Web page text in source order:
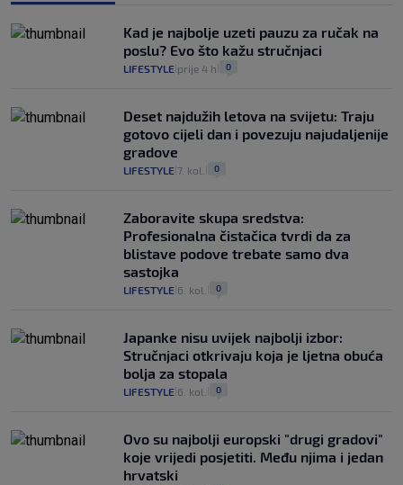
Kad je najbolje uzeti pauzu za ručak na
poslu? Evo što kažu stručnjaci
LIFESTYLE prije 4 h 0
Deset najdužih letova na svijetu: Traju
gotovo cijeli dan i povezuju najudaljenije
gradove
LIFESTYLE 7. kol. 0
Zaboravite skupa sredstva:
Profesionalna čistačica tvrdi da za
blistave podove trebate samo dva
sastojka
LIFESTYLE 6. kol. 0
Japanke nisu uvijek najbolji izbor:
Stručnjaci otkrivaju koja je ljetna obuća
bolja za stopala
LIFESTYLE 6. kol. 0
Ovo su najbolji europski "drugi gradovi"
koje vrijedi posjetiti. Među njima i jedan
hrvatski